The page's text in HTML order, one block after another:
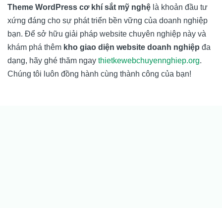
Theme WordPress cơ khí sắt mỹ nghệ là khoản đầu tư
xứng đáng cho sự phát triển bền vững của doanh nghiệp
bạn. Để sở hữu giải pháp website chuyên nghiệp này và
khám phá thêm kho giao diện website doanh nghiệp đa
dạng, hãy ghé thăm ngay thietkewebchuyennghiep.org.
Chúng tôi luôn đồng hành cùng thành công của bạn!